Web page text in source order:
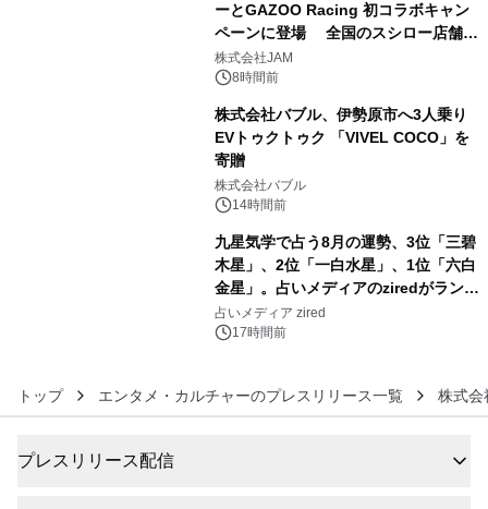
ーとGAZOO Racing 初コラボキャン
ペーンに登場 全国のスシロー店舗で
GR 4車種の FUNBOO(ミニカー)付き
メニューが展開されます
株式会社JAM
8時間前
株式会社バブル、伊勢原市へ3人乗り
EVトゥクトゥク 「VIVEL COCO」を
寄贈
株式会社バブル
14時間前
九星気学で占う8月の運勢、3位「三碧
木星」、2位「一白水星」、1位「六白
金星」。占いメディアのziredがランキ
ングを発表
占いメディア zired
17時間前
トップ エンタメ・カルチャーのプレスリリース一覧 株式会
プレスリリース配信